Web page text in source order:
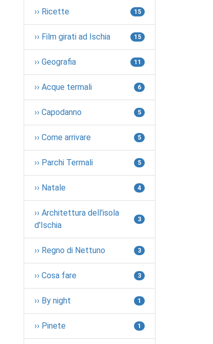
›› Ricette 15
›› Film girati ad Ischia 15
›› Geografia 11
›› Acque termali 6
›› Capodanno 5
›› Come arrivare 5
›› Parchi Termali 5
›› Natale 4
›› Architettura dell'isola
d'Ischia
3
›› Regno di Nettuno 3
›› Cosa fare 3
›› By night 1
›› Pinete 1